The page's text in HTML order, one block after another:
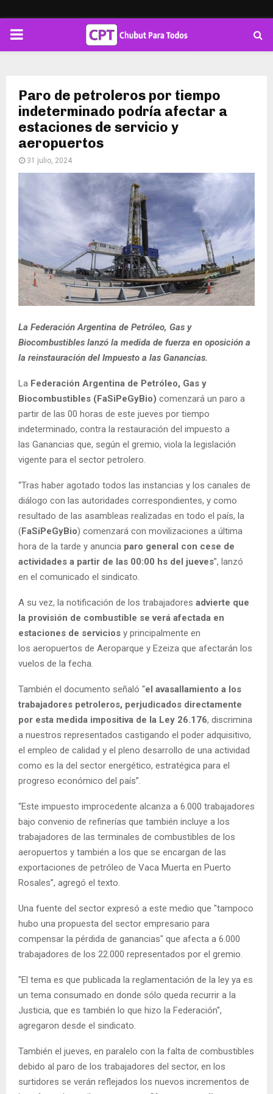
PRIMARY
Paro de petroleros por tiempo
indeterminado podría afectar a
estaciones de servicio y
aeropuertos
31 julio, 2024
La Federación Argentina de Petróleo, Gas y
Biocombustibles lanzó la medida de fuerza en oposición a
la reinstauración del Impuesto a las Ganancias.
La Federación Argentina de Petróleo, Gas y
Biocombustibles (FaSiPeGyBio) comenzará un paro a
partir de las 00 horas de este jueves por tiempo
indeterminado, contra la restauración del impuesto a
las Ganancias que, según el gremio, viola la legislación
vigente para el sector petrolero.
“Tras haber agotado todos las instancias y los canales de
diálogo con las autoridades correspondientes, y como
resultado de las asambleas realizadas en todo el país, la
(FaSiPeGyBio) comenzará con movilizaciones a última
hora de la tarde y anuncia paro general con cese de
actividades a partir de las 00:00 hs del jueves”, lanzó
en el comunicado el sindicato.
A su vez, la notificación de los trabajadores advierte que
la provisión de combustible se verá afectada en
estaciones de servicios y principalmente en
los aeropuertos de Aeroparque y Ezeiza que afectarán los
vuelos de la fecha.
También el documento señaló “el avasallamiento a los
trabajadores petroleros, perjudicados directamente
por esta medida impositiva de la Ley 26.176, discrimina
a nuestros representados castigando el poder adquisitivo,
el empleo de calidad y el pleno desarrollo de una actividad
como es la del sector energético, estratégica para el
progreso económico del país”.
“Este impuesto improcedente alcanza a 6.000 trabajadores
bajo convenio de refinerías que también incluye a los
trabajadores de las terminales de combustibles de los
aeropuertos y también a los que se encargan de las
exportaciones de petróleo de Vaca Muerta en Puerto
Rosales”, agregó el texto.
Una fuente del sector expresó a este medio que "tampoco
hubo una propuesta del sector empresario para
compensar la pérdida de ganancias" que afecta a 6.000
trabajadores de los 22.000 representados por el gremio.
"El tema es que publicada la reglamentación de la ley ya es
un tema consumado en donde sólo queda recurrir a la
Justicia, que es también lo que hizo la Federación",
agregaron desde el sindicato.
También el jueves, en paralelo con la falta de combustibles
debido al paro de los trabajadores del sector, en los
surtidores se verán reflejados los nuevos incrementos de